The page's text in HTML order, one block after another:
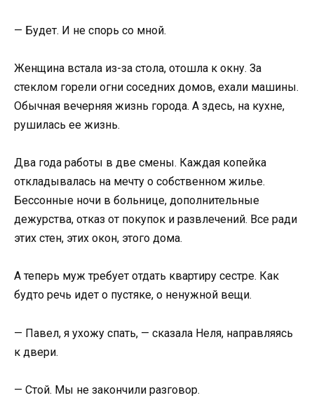
— Будет. И не спорь со мной.
Женщина встала из-за стола, отошла к окну. За
стеклом горели огни соседних домов, ехали машины.
Обычная вечерняя жизнь города. А здесь, на кухне,
рушилась ее жизнь.
Два года работы в две смены. Каждая копейка
откладывалась на мечту о собственном жилье.
Бессонные ночи в больнице, дополнительные
дежурства, отказ от покупок и развлечений. Все ради
этих стен, этих окон, этого дома.
А теперь муж требует отдать квартиру сестре. Как
будто речь идет о пустяке, о ненужной вещи.
— Павел, я ухожу спать, — сказала Неля, направляясь
к двери.
— Стой. Мы не закончили разговор.